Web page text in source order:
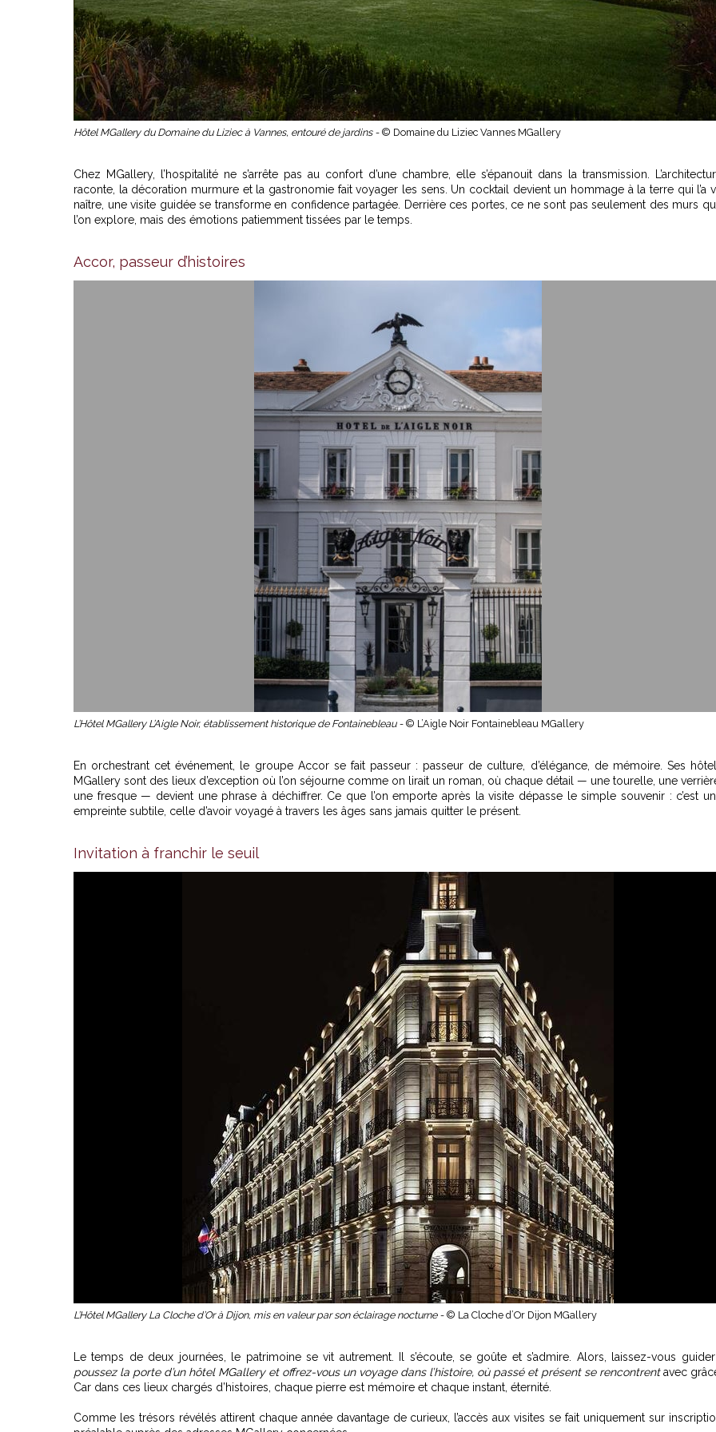
Hôtel MGallery du Domaine du Liziec à Vannes, entouré de jardins - © Domaine du Liziec Vannes MGallery
Chez MGallery, l’hospitalité ne s’arrête pas au confort d’une chambre, elle s’épanouit dans la transmission.
raconte, la décoration murmure et la gastronomie fait voyager les sens. Un cocktail devient un hommage à la terre qui l’a
naître, une visite guidée se transforme en confidence partagée. Derrière ces portes, ce ne sont pas seulement des murs
l’on explore, mais des émotions patiemment tissées par le temps.
Accor, passeur d’histoires
L’Hôtel MGallery L’Aigle Noir, établissement historique de Fontainebleau - © L’Aigle Noir Fontainebleau MGallery
En orchestrant cet événement, le groupe Accor se fait passeur : passeur de culture, d’élégance, de mémoire. Ses
MGallery sont des lieux d’exception où l’on séjourne comme on lirait un roman, où chaque détail — une tourelle, une
une fresque — devient une phrase à déchiffrer. Ce que l’on emporte après la visite dépasse le simple souvenir : c’est
empreinte subtile, celle d’avoir voyagé à travers les âges sans jamais quitter le présent.
Invitation à franchir le seuil
L’Hôtel MGallery La Cloche d’Or à Dijon, mis en valeur par son éclairage nocturne - © La Cloche d’Or Dijon MGallery
Le temps de deux journées, le patrimoine se vit autrement. Il s’écoute, se goûte et s’admire. Alors, laissez-vous
poussez la porte d’un hôtel MGallery et offrez-vous un voyage dans l’histoire, où passé et présent se rencontrentavec
Car dans ces lieux chargés d’histoires, chaque pierre est mémoire et chaque instant, éternité.
Comme les trésors révélés attirent chaque année davantage de curieux, l’accès aux visites se fait uniquement sur